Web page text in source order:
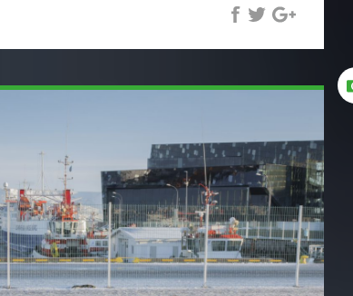
guide est là"
pour apprendre que nous étions
problème avec le guide ("Gusti", on y
au lendemain. La journée sera donc
chez "artic adventure" pour recaler nos
nos marques dans Reykjavik.